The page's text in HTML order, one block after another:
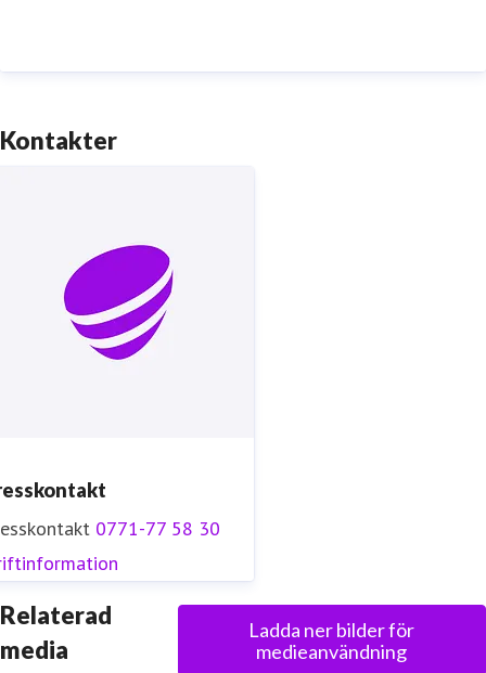
smartare och mer meningsfull vardag och framtid.
Kontakter
0771-77 58 30
Relaterad
media
Ladda ner bilder för
medieanvändning